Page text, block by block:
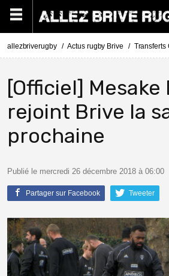
allezbriverugby Actus rugby Brive Transferts
[Officiel] Mesake
rejoint Brive la
prochaine
Publié le mercredi 26 décembre 2018 à 06:00
Partager sur Facebook Tweeter